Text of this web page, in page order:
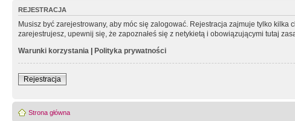
REJESTRACJA
Musisz być zarejestrowany, aby móc się zalogować. Rejestracja zajmuje tylko
zarejestrujesz, upewnij się, że zapoznałeś się z netykietą i obowiązującymi tutaj
Warunki korzystania | Polityka prywatności
Rejestracja
Strona główna